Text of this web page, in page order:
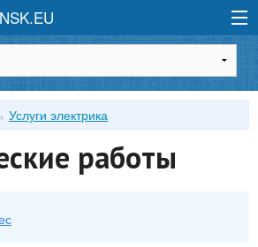
Услуги электрика
работы